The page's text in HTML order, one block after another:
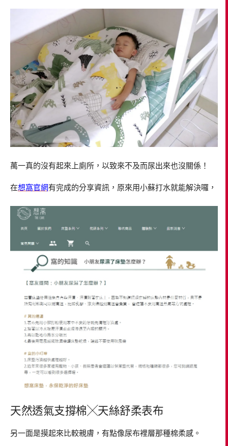
萬一真的沒有起來上廁所，以致來不及而尿出來也沒關係！
在想窩官網有完成的分享資訊，原來用小蘇打水就能解決囉，
天然透氣支撐棉╳天絲舒柔表布
另一面是摸起來比較親膚，有點像尿布裡層那種棉柔感。